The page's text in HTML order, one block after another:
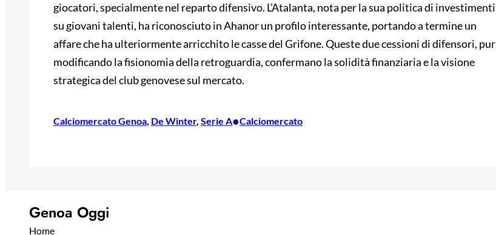
giocatori, specialmente nel reparto difensivo. L’Atalanta, nota per la sua politica di investimenti
su giovani talenti, ha riconosciuto in Ahanor un profilo interessante, portando a termine un
affare che ha ulteriormente arricchito le casse del Grifone. Queste due cessioni di difensori, pur
modificando la fisionomia della retroguardia, confermano la solidità finanziaria e la visione
strategica del club genovese sul mercato.
Calciomercato Genoa, De Winter, Serie A•Calciomercato
Genoa Oggi
Home